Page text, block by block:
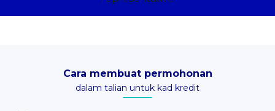
Cara membuat permohonan
dalam talian untuk kad kredit